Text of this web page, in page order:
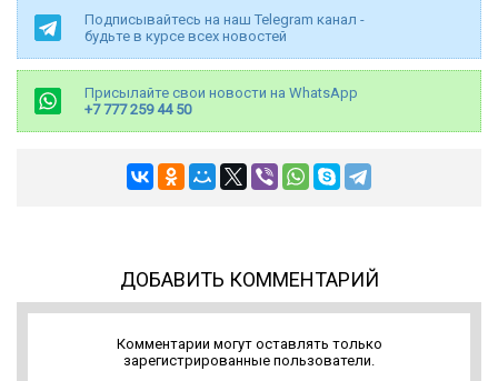
Подписывайтесь на наш Telegram канал -
будьте в курсе всех новостей
Присылайте свои новости на WhatsApp
+7 777 259 44 50
ДОБАВИТЬ КОММЕНТАРИЙ
Комментарии могут оставлять только
зарегистрированные пользователи.